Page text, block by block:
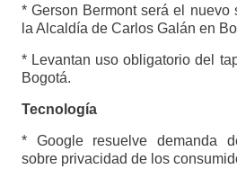
* Gerson Bermont será el nuevo
la Alcaldía de Carlos Galán en
* Levantan uso obligatorio del
Bogotá.
Tecnología
* Google resuelve demanda
sobre privacidad de los